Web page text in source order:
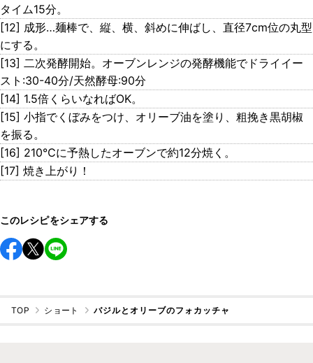
タイム15分。
[12] 成形…麺棒で、縦、横、斜めに伸ばし、直径7cm位の丸型
にする。
[13] 二次発酵開始。オーブンレンジの発酵機能でドライイー
スト:30-40分/天然酵母:90分
[14] 1.5倍くらいなればOK。
[15] 小指でくぼみをつけ、オリーブ油を塗り、粗挽き黒胡椒
を振る。
[16] 210℃に予熱したオーブンで約12分焼く。
[17] 焼き上がり！
このレシピをシェアする
TOP ショート バジルとオリーブのフォカッチャ